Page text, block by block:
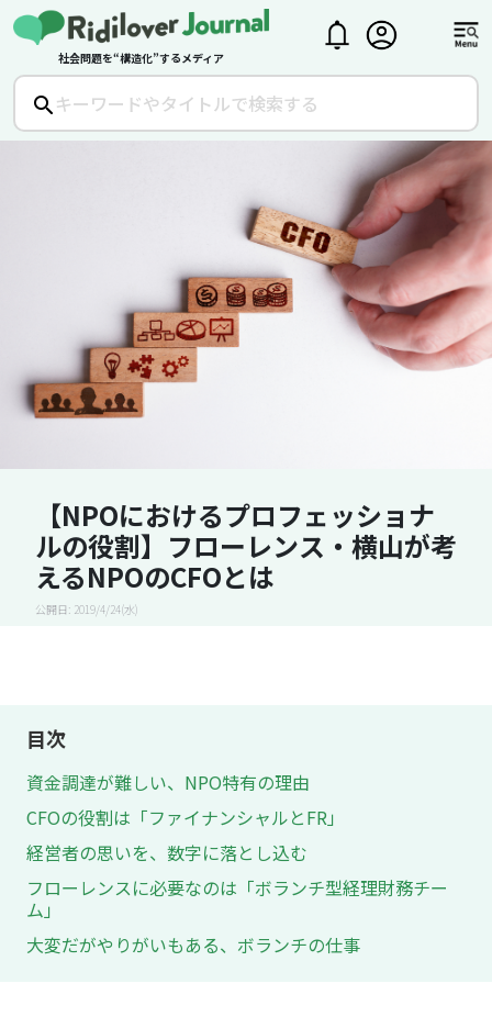
社会問題を“構造化”するメディア
【NPOにおけるプロフェッショナ
ルの役割】フローレンス・横山が考
えるNPOのCFOとは
公開日: 2019/4/24(水)
目次
資金調達が難しい、NPO特有の理由
CFOの役割は「ファイナンシャルとFR」
経営者の思いを、数字に落とし込む
フローレンスに必要なのは「ボランチ型経理財務チー
ム」
大変だがやりがいもある、ボランチの仕事